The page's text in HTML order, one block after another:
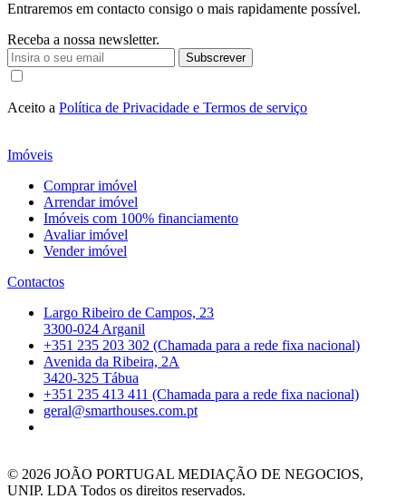
Entraremos em contacto consigo o mais rapidamente possível.
Receba a nossa newsletter.
Subscrever
Aceito a Política de Privacidade e Termos de serviço
Imóveis
Comprar imóvel
Arrendar imóvel
Imóveis com 100% financiamento
Avaliar imóvel
Vender imóvel
Contactos
Largo Ribeiro de Campos, 23
3300-024 Arganil
+351 235 203 302 (Chamada para a rede fixa nacional)
Avenida da Ribeira, 2A
3420-325 Tábua
+351 235 413 411 (Chamada para a rede fixa nacional)
geral@smarthouses.com.pt
© 2026 JOÃO PORTUGAL MEDIAÇÃO DE NEGOCIOS,
UNIP. LDA Todos os direitos reservados.